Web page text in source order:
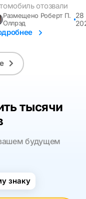
отозвали
Размещено Роберт П.
Оллрэд
28
тысячи
будущем
знаку